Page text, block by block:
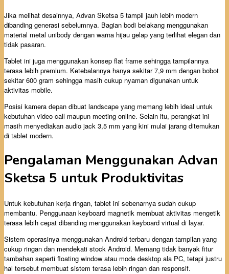
Jika melihat desainnya, Advan Sketsa 5 tampil jauh lebih modern
dibanding generasi sebelumnya. Bagian bodi belakang menggunakan
material metal unibody dengan warna hijau gelap yang terlihat elegan dan
tidak pasaran.
Tablet ini juga menggunakan konsep flat frame sehingga tampilannya
terasa lebih premium. Ketebalannya hanya sekitar 7,9 mm dengan bobot
sekitar 600 gram sehingga masih cukup nyaman digunakan untuk
aktivitas mobile.
Posisi kamera depan dibuat landscape yang memang lebih ideal untuk
kebutuhan video call maupun meeting online. Selain itu, perangkat ini
masih menyediakan audio jack 3,5 mm yang kini mulai jarang ditemukan
di tablet modern.
Pengalaman Menggunakan Advan
Sketsa 5 untuk Produktivitas
Untuk kebutuhan kerja ringan, tablet ini sebenarnya sudah cukup
membantu. Penggunaan keyboard magnetik membuat aktivitas mengetik
terasa lebih cepat dibanding menggunakan keyboard virtual di layar.
Sistem operasinya menggunakan Android terbaru dengan tampilan yang
cukup ringan dan mendekati stock Android. Memang tidak banyak fitur
tambahan seperti floating window atau mode desktop ala PC, tetapi justru
hal tersebut membuat sistem terasa lebih ringan dan responsif.